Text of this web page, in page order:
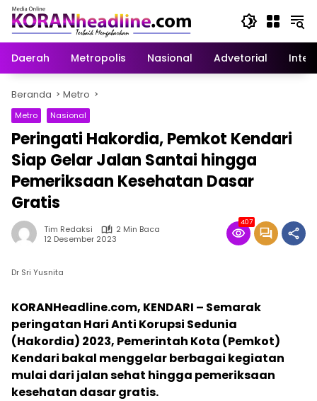
Langsung
konten
Daerah
Metropolis Nasional Advetorial
Beranda Metro
Metro Nasional
Peringati Hakordia, Pemkot Kendari
Siap Gelar Jalan Santai hingga
Pemeriksaan Kesehatan Dasar
Gratis
Tim Redaksi
2 Min Baca
12 Desember 2023
407
Dr Sri Yusnita
KORANHeadline.com, KENDARI – Semarak
peringatan Hari Anti Korupsi Sedunia
(Hakordia) 2023, Pemerintah Kota (Pemkot)
Kendari bakal menggelar berbagai kegiatan
mulai dari jalan sehat hingga pemeriksaan
kesehatan dasar gratis.